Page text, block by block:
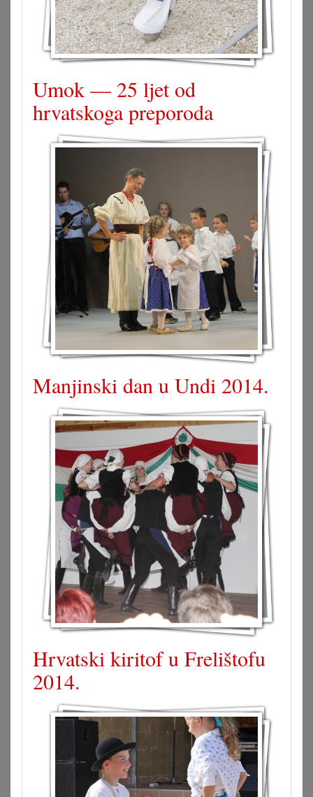
Umok — 25 ljet od
hrvatskoga preporoda
Manjinski dan u Undi 2014.
Hrvatski kiritof u Frelištofu
2014.